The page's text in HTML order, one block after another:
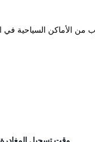
وقت تسجيل المغادرة